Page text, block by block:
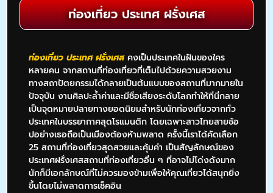
ท่องเที่ยว ประเทศ ฝรั่งเศส
ท่องเที่ยว ประเทศ ฝรั่งเศสคงเป็นประเทศในฝันของใคร
หลายคน จากสถานที่ท่องเที่ยวที่เต็มไปด้วยความสวยงาม
ทางสถาปัตยกรรมได้กลายเป็นต้นแบบของสถานที่มากมายใน
ปัจจุบัน งานศิลปะล้ำค่าและมีชื่อเสียงระดับโลกทำให้ที่นี่กลาย
เป็นจุดหมายปลายทางยอดนิยมสำหรับนักท่องเที่ยวจากทั่ว
ประเทศในบรรยากาศสุดโรแมนติก โดยเฉพาะสาวไทยสายช้อ
ปอย่างเธอถือเป็นเมืองต้องห้ามพลาด ครั้งนี้เราได้คัดเลือก
25 สถานที่ท่องเที่ยวสุดสวยและคุ้มค่า เป็นสัญลักษณ์ของ
ประเทศฝรั่งเศสสถานที่ท่องเที่ยวอื่น ๆ ที่อาจไม่โด่งดังมาก
นักก็มีเอกลักษณ์ที่ไม่ควรมองข้ามเพื่อให้คุณเที่ยวได้สนุกยิ่ง
ขึ้นโดยไม่พลาดการเช็คอิน